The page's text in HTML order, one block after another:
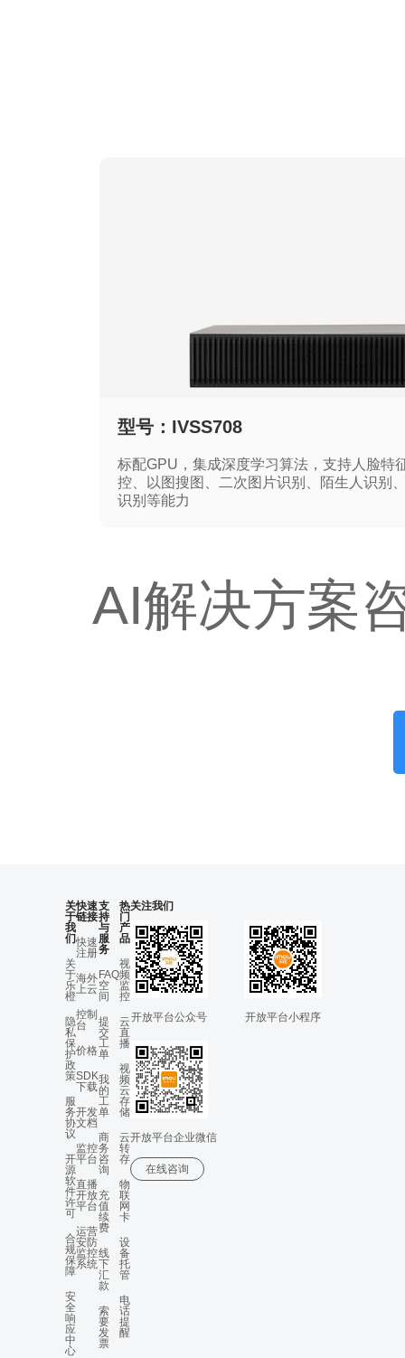
型号：IVSS708
标配GPU，集成深度学习算法，支持人脸特
控、以图搜图、二次图片识别、陌生人识别
识别等能力
AI解决方案
关
于
我
们
关
于
乐
橙
隐
私
保
护
政
策
服
务
协
议
开
源
软
件
许
可
合
规
保
障
安
全
响
应
中
心
快速
链接
快速
注册
海外
上云
控制
台
价格
SDK
下载
开发
文档
监控
平台
直播
开放
平台
运营
安防
监控
系统
支
持
与
服
务
FAQ
空
间
提
交
工
单
我
的
工
单
商
务
咨
询
充
值
续
费
线
下
汇
款
索
要
发
票
热
门
产
品
视
频
监
控
云
直
播
视
频
云
存
储
云
转
存
物
联
网
卡
设
备
托
管
电
话
提
醒
关注我们
开放平台公众号 开放平台小程序
开放平台企业微信
在线咨询